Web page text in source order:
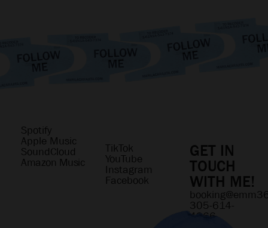
Spotify
Apple Music
SoundCloud
Amazon Music
TikTok
YouTube
Instagram
Facebook
GET IN
TOUCH
WITH ME!
305-614-
4366